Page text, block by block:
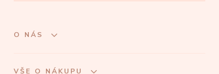
O NÁS
VŠE O NÁKUPU